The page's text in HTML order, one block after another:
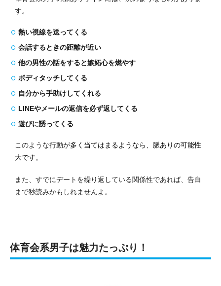
す。
熱い視線を送ってくる
会話するときの距離が近い
他の男性の話をすると嫉妬心を燃やす
ボディタッチしてくる
自分から手助けしてくれる
LINEやメールの返信を必ず返してくる
遊びに誘ってくる
このような行動が多く当てはまるようなら、脈ありの可能性
大です。
また、すでにデートを繰り返している関係性であれば、告白
まで秒読みかもしれませんよ。
体育会系男子は魅力たっぷり！